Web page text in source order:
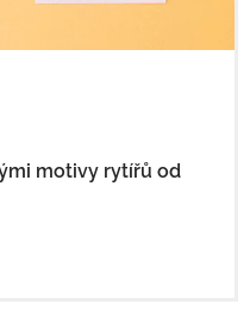
motivy rytířů od